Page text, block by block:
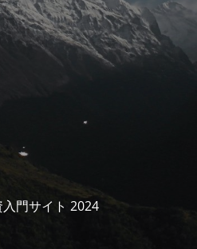
門サイト 2024